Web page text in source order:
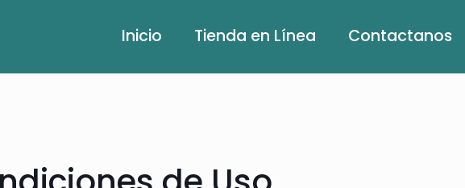
Inicio Tienda en Línea Contactanos